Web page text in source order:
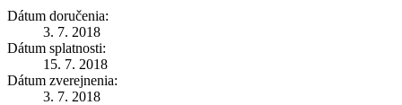
Dátum doručenia:
3. 7. 2018
Dátum splatnosti:
15. 7. 2018
Dátum zverejnenia:
3. 7. 2018